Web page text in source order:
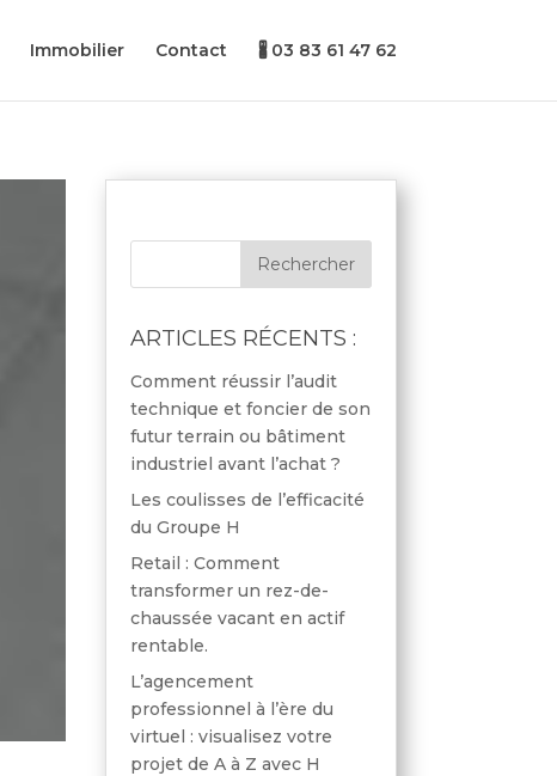
Immobilier Contact 🖁 03 83 61 47 62
ARTICLES RÉCENTS :
Comment réussir l’audit
technique et foncier de son
futur terrain ou bâtiment
industriel avant l’achat ?
Les coulisses de l’efficacité
du Groupe H
Retail : Comment
transformer un rez-de-
chaussée vacant en actif
rentable.
L’agencement
professionnel à l’ère du
virtuel : visualisez votre
projet de A à Z avec H